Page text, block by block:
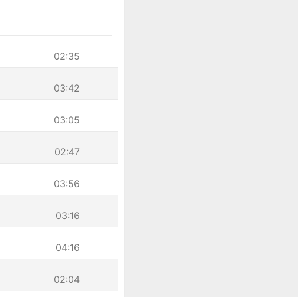
02:35
03:42
03:05
02:47
03:56
03:16
04:16
02:04